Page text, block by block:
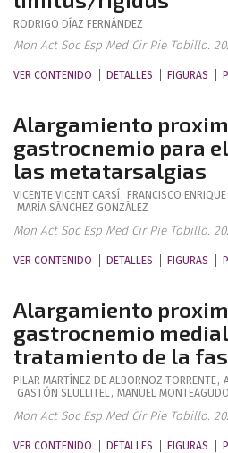
RODRIGO DÍAZ FERNÁNDEZ
Mon Act Soc Esp Med Cir Pie Tobillo.
VER CONTENIDO DETALLES FIGURAS
Alargamiento
gastrocnemio para
las metatarsalgias
VICENTE VICENT CARSÍ , FRANCISCO ENRIQUE
MARÍA SÁNCHEZ GONZÁLEZ
Mon Act Soc Esp Med Cir Pie Tobillo.
VER CONTENIDO DETALLES FIGURAS
Alargamiento
gastrocnemio
tratamiento de la
PILAR MARTÍNEZ DE ALBORNOZ TORRENTE,
GASTÓN SLULLITEL, MANUEL
Mon Act Soc Esp Med Cir Pie Tobillo.
VER CONTENIDO DETALLES FIGURAS